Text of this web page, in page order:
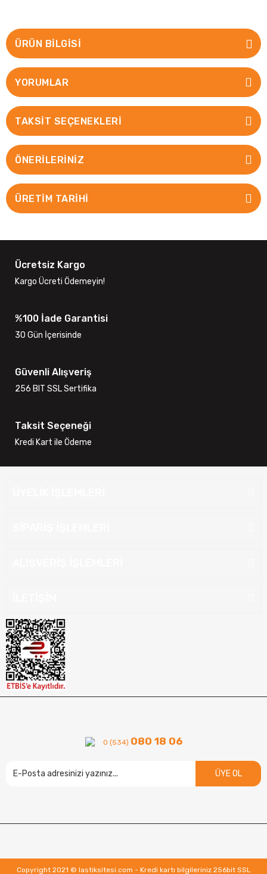
ÜRÜN BILGISI
YORUMLAR
TAKSIT SEÇENEKLERI
ÖNERILERINIZ
ÜRETİM TARİHİ
Ücretsiz Kargo
Kargo Ücreti Ödemeyin!
%100 İade Garantisi
30 Gün İçerisinde
Güvenli Alışveriş
256 BIT SSL Sertifika
Taksit Seçeneği
Kredi Kart ile Ödeme
0 (534) 080 18 06
ÜYE OL
Copyright 2021 © lastiksitesi.com - Kredi kartı bilgileriniz 256bit SSL